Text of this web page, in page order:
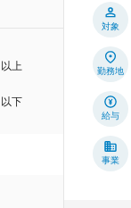
以上
以下
対象
勤務地
給与
事業